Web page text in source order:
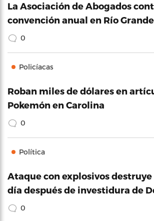
La Asociación de Abogados
convención anual en Río Grande
0
Policíacas
Roban miles de dólares en
Pokemón en Carolina
0
Política
Ataque con explosivos
día después de investidura de
0